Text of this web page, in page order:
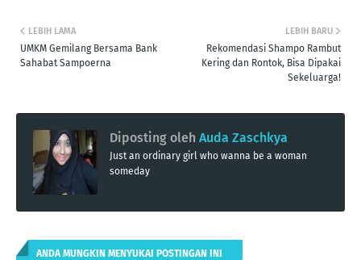
LEBIH BARU
Rekomendasi Shampo Rambut
Kering dan Rontok, Bisa Dipakai
Sekeluarga!
LEBIH LAMA
UMKM Gemilang Bersama Bank
Sahabat Sampoerna
Diposting oleh Auda Zaschkya
Just an ordinary girl who wanna be a woman
someday
ANDA MUNGKIN MENYUKAI POSTINGAN INI